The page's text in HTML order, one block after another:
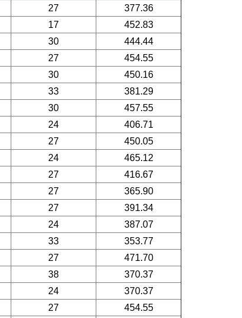
27
377.36
17
452.83
30
444.44
27
454.55
30
450.16
33
381.29
30
457.55
24
406.71
27
450.05
24
465.12
27
416.67
27
365.90
27
391.34
24
387.07
33
353.77
27
471.70
38
370.37
24
370.37
27 454.55